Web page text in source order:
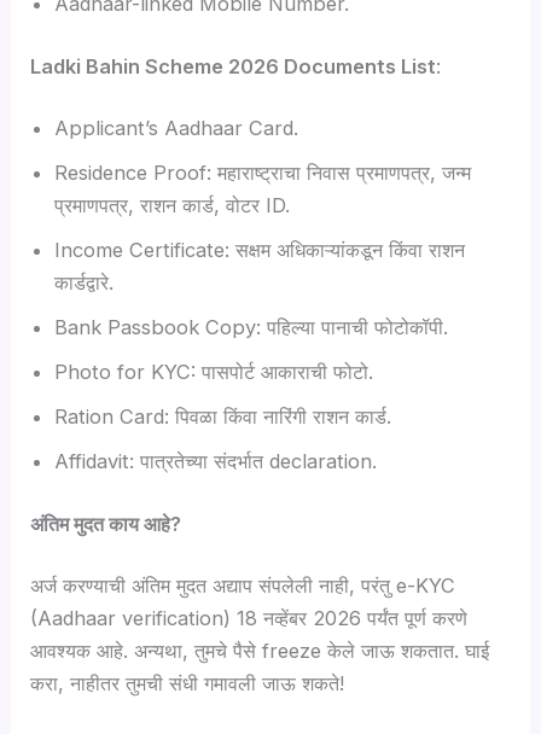
Ladki Bahin Scheme 2026 Documents List:
Applicant’s Aadhaar Card.
Residence Proof: महाराष्ट्राचा निवास प्रमाणपत्र, जन्म
प्रमाणपत्र, राशन कार्ड, वोटर ID.
Income Certificate: सक्षम अधिकाऱ्यांकडून किंवा राशन
कार्डद्वारे.
Bank Passbook Copy: पहिल्या पानाची फोटोकॉपी.
Photo for KYC: पासपोर्ट आकाराची फोटो.
Ration Card: पिवळा किंवा नारिंगी राशन कार्ड.
Affidavit: पात्रतेच्या संदर्भात declaration.
अंतिम मुदत काय आहे?
अर्ज करण्याची अंतिम मुदत अद्याप संपलेली नाही, परंतु e-KYC
(Aadhaar verification) 18 नव्हेंबर 2026 पर्यंत पूर्ण करणे
आवश्यक आहे. अन्यथा, तुमचे पैसे freeze केले जाऊ शकतात. घाई
करा, नाहीतर तुमची संधी गमावली जाऊ शकते!